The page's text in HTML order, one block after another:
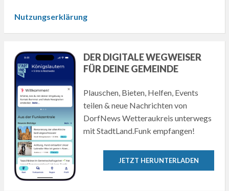
Nutzungserklärung
DER DIGITALE WEGWEISER
FÜR DEINE GEMEINDE
Plauschen, Bieten, Helfen, Events
teilen & neue Nachrichten von
DorfNews Wetteraukreis unterwegs
mit StadtLand.Funk empfangen!
JETZT HERUNTERLADEN